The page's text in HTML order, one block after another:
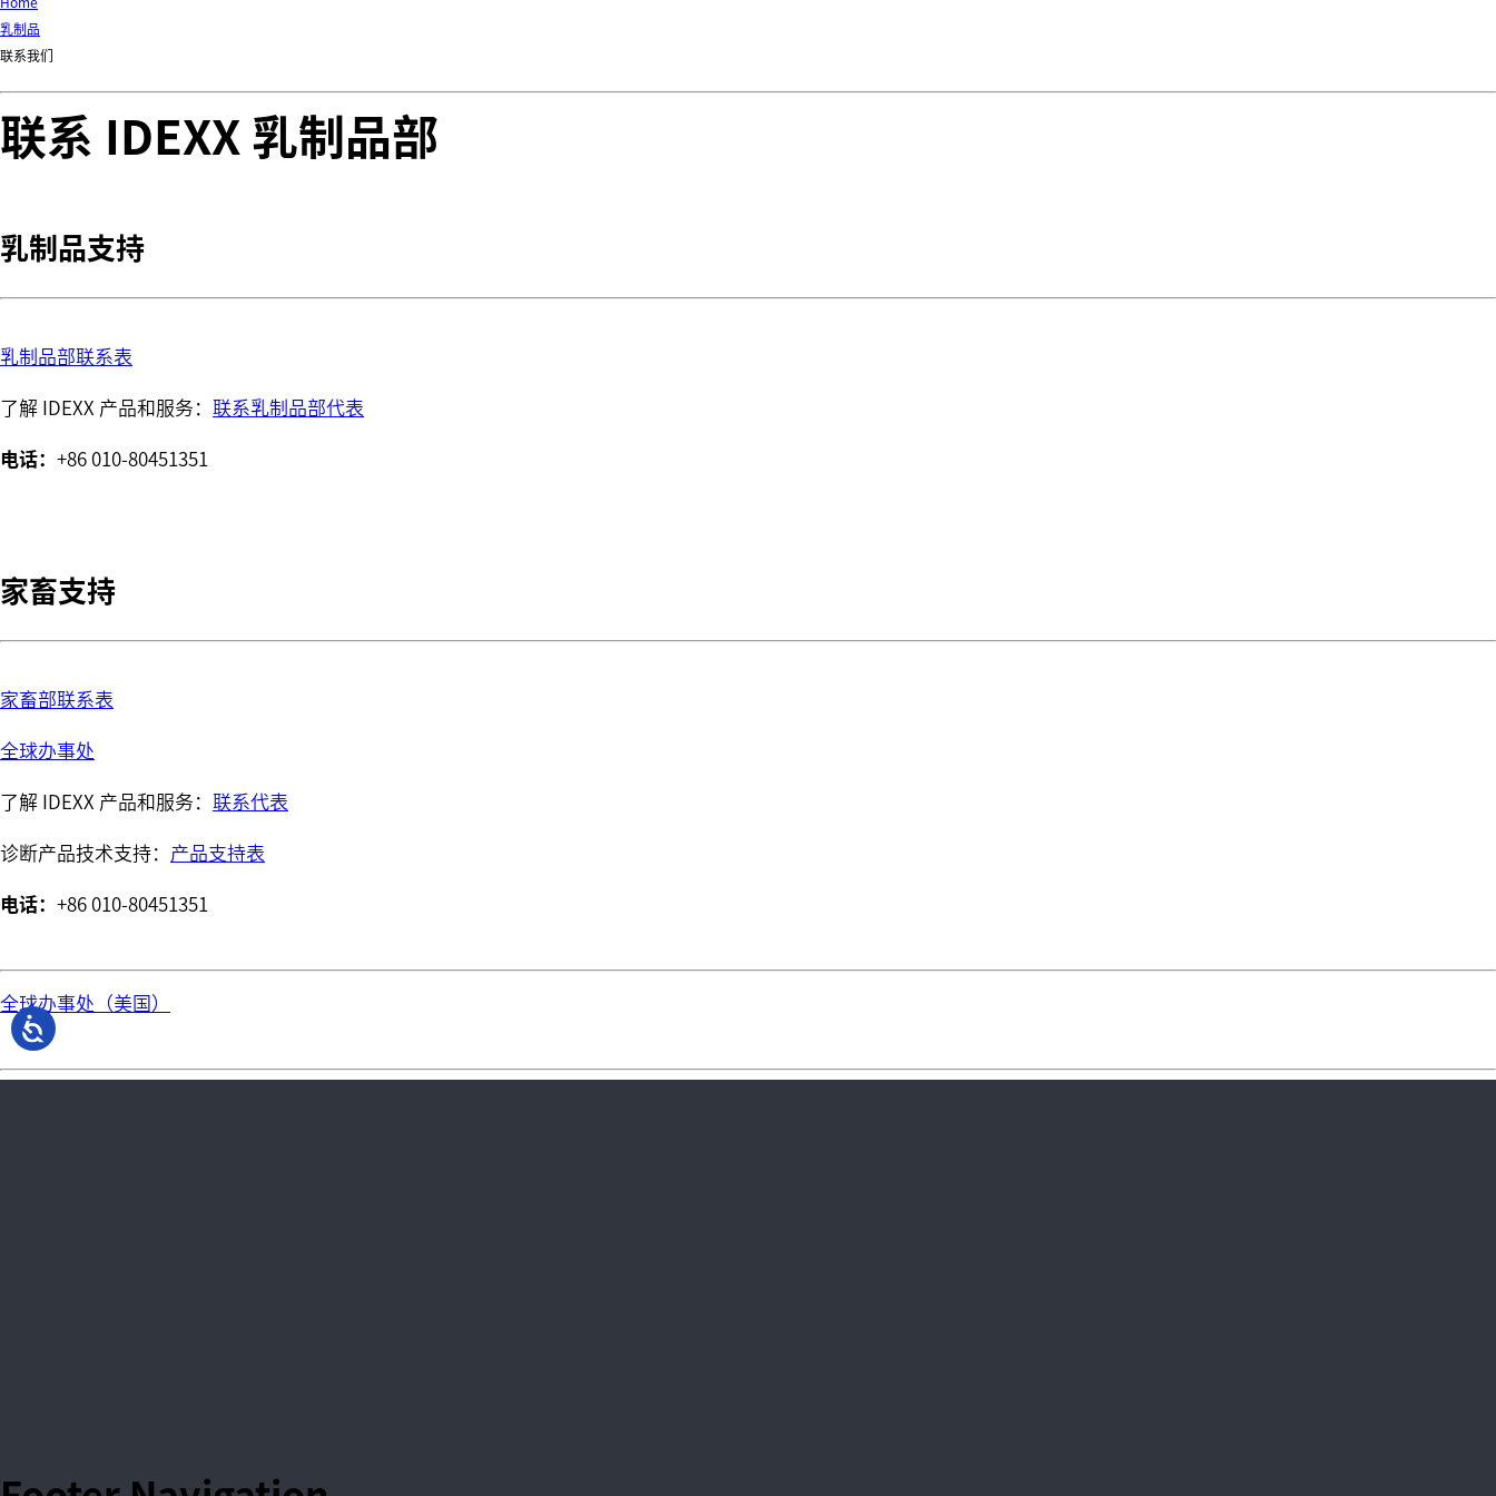
乳制品
联系我们
联系 IDEXX 乳制品部
乳制品支持
乳制品部联系表
了解 IDEXX 产品和服务： 联系乳制品部代表
电话： +86 010-80451351
家畜支持
家畜部联系表
全球办事处
了解 IDEXX 产品和服务： 联系代表
诊断产品技术支持： 产品支持表
电话： +86 010-80451351
全球办事处（美国）